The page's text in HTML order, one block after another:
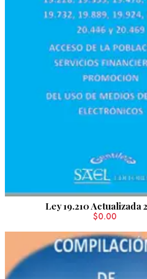
Ley 19.210 Actualizada
$0.00